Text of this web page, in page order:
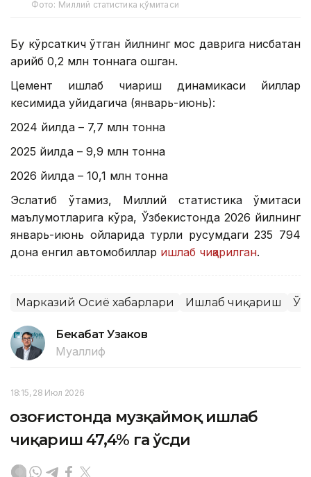
Фото: Миллий статистика қўмитаси
Бу кўрсаткич ўтган йилнинг мос даврига нисбатан
қарийб 0,2 млн тоннага ошган.
Цемент ишлаб чиқариш динамикаси йиллар
кесимида қуйидагича (январь-июнь):
2024 йилда – 7,7 млн тонна
2025 йилда – 9,9 млн тонна
2026 йилда – 10,1 млн тонна
Эслатиб ўтамиз, Миллий статистика қўмитаси
маълумотларига кўра, Ўзбекистонда 2026 йилнинг
январь-июнь ойларида турли русумдаги 235 794
дона енгил автомобиллар ишлаб чиқарилган.
Марказий Осиё хабарлари Ишлаб чиқариш
Бекабат Узаков
Муаллиф
18:15, 28 Июл 2026
Қозоғистонда музқаймоқ ишлаб
чиқариш 47,4% га ўсди